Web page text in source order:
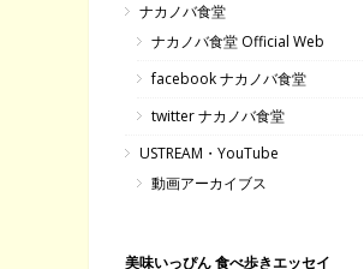
ナカノバ食堂
ナカノバ食堂 Official Web
facebook ナカノバ食堂
twitter ナカノバ食堂
USTREAM・YouTube
動画アーカイブス
美味いっぴん 食べ歩きエッセイ